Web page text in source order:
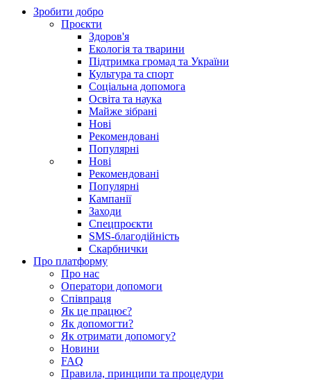
Зробити добро
Проєкти
Здоров'я
Екологія та тварини
Підтримка громад та України
Культура та спорт
Соціальна допомога
Освіта та наука
Майже зібрані
Нові
Рекомендовані
Популярні
Нові
Рекомендовані
Популярні
Кампанії
Заходи
Спецпроєкти
SMS-благодійність
Скарбнички
Про платформу
Про нас
Оператори допомоги
Співпраця
Як це працює?
Як допомогти?
Як отримати допомогу?
Новини
FAQ
Правила, принципи та процедури